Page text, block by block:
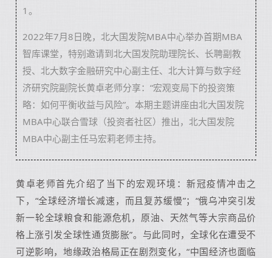
1。
2022年7月8日晚，北大国发院MBA中心举办首期MBA
智库课堂，特别邀请到北大国发院助理院长、长聘副教
授、北大数字金融研究中心副主任、北大计算与数字经
济研究院副院长黄卓老师分享：“宏观变局下的投资策
略：如何平衡收益与风险”。 本期主题讲座由北大国发院
MBA中心联合雪球（投资者社区） 推出，北大国发院
MBA中心副主任马宏莉老师主持。
黄卓老师首先介绍了当下的宏观环境：新冠疫情冲击之
下，“全球经济增长减速，而且复苏缓慢”；“俄乌冲突引发
新一轮全球粮食和能源危机，原油、天然气等大宗商品价
格上涨引发全球性通货膨胀”。与此同时，全球化在遭受不
可逆影响，地缘政治格局正在剧烈变化，“中国经济也面临